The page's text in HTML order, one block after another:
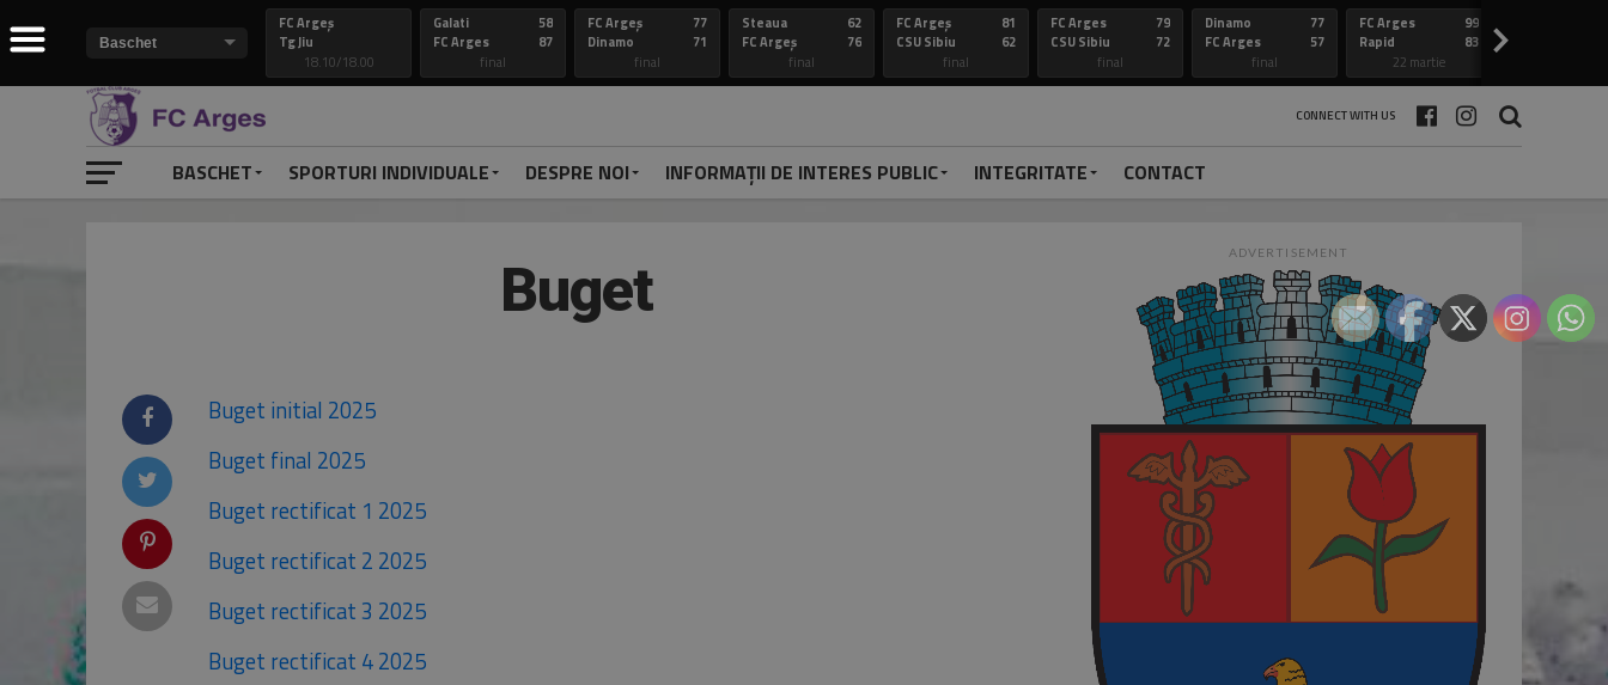
FC Argeș
Tg Jiu
18.10/18.00
Galati
FC Arges
58
87
final
FC Argeș
Dinamo
77
71
final
Steaua
FC Argeș
62
76
final
FC Argeș
CSU Sibiu
81
62
final
FC Arges
CSU Sibiu
79
72
final
Dinamo
FC Arges
77
57
final
FC Arges
Rapid
99
83
22 martie
>
CONNECT WITH US
BASCHET SPORTURI INDIVIDUALE DESPRE NOI INFORMAȚII DE INTERES PUBLIC INTEGRITATE CONTACT
Buget
Buget initial 2025
Buget final 2025
Buget rectificat 1 2025
Buget rectificat 2 2025
Buget rectificat 3 2025
Buget rectificat 4 2025
ADVERTISEMENT